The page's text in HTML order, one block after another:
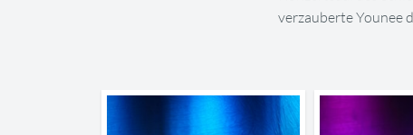
verzauberte Younee